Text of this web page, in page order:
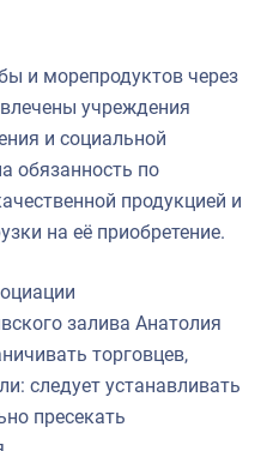
и морепродуктов через
учреждения
и социальной
обязанность по
продукцией и
на её приобретение.
залива Анатолия
торговцев,
следует устанавливать
пресекать